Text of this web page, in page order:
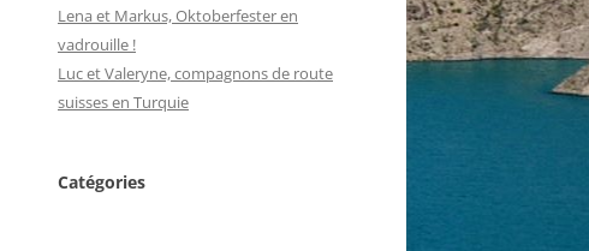
Lena et Markus, Oktoberfester en
vadrouille !
Luc et Valeryne, compagnons de route
suisses en Turquie
Catégories